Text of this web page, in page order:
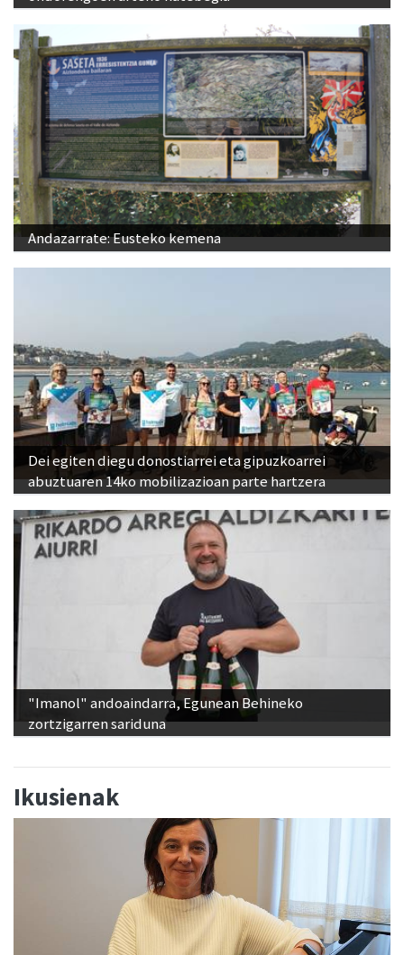
Andazarrate: Eusteko kemena
Dei egiten diegu donostiarrei eta gipuzkoarrei
abuztuaren 14ko mobilizazioan parte hartzera
"Imanol" andoaindarra, Egunean Behineko
zortzigarren sariduna